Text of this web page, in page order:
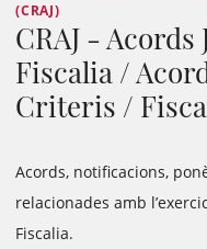
(CRAJ)
CRAJ -
Fiscalia /
Criteris /
Acords, notificacions,
relacionades amb
Fiscalia.